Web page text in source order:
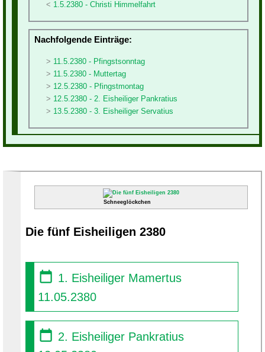
1.5.2380 - Christi Himmelfahrt
Nachfolgende Einträge:
11.5.2380 - Pfingstsonntag
11.5.2380 - Muttertag
12.5.2380 - Pfingstmontag
12.5.2380 - 2. Eisheiliger Pankratius
13.5.2380 - 3. Eisheiliger Servatius
Schneeglöckchen
Die fünf Eisheiligen 2380
1. Eisheiliger Mamertus
11.05.2380
2. Eisheiliger Pankratius